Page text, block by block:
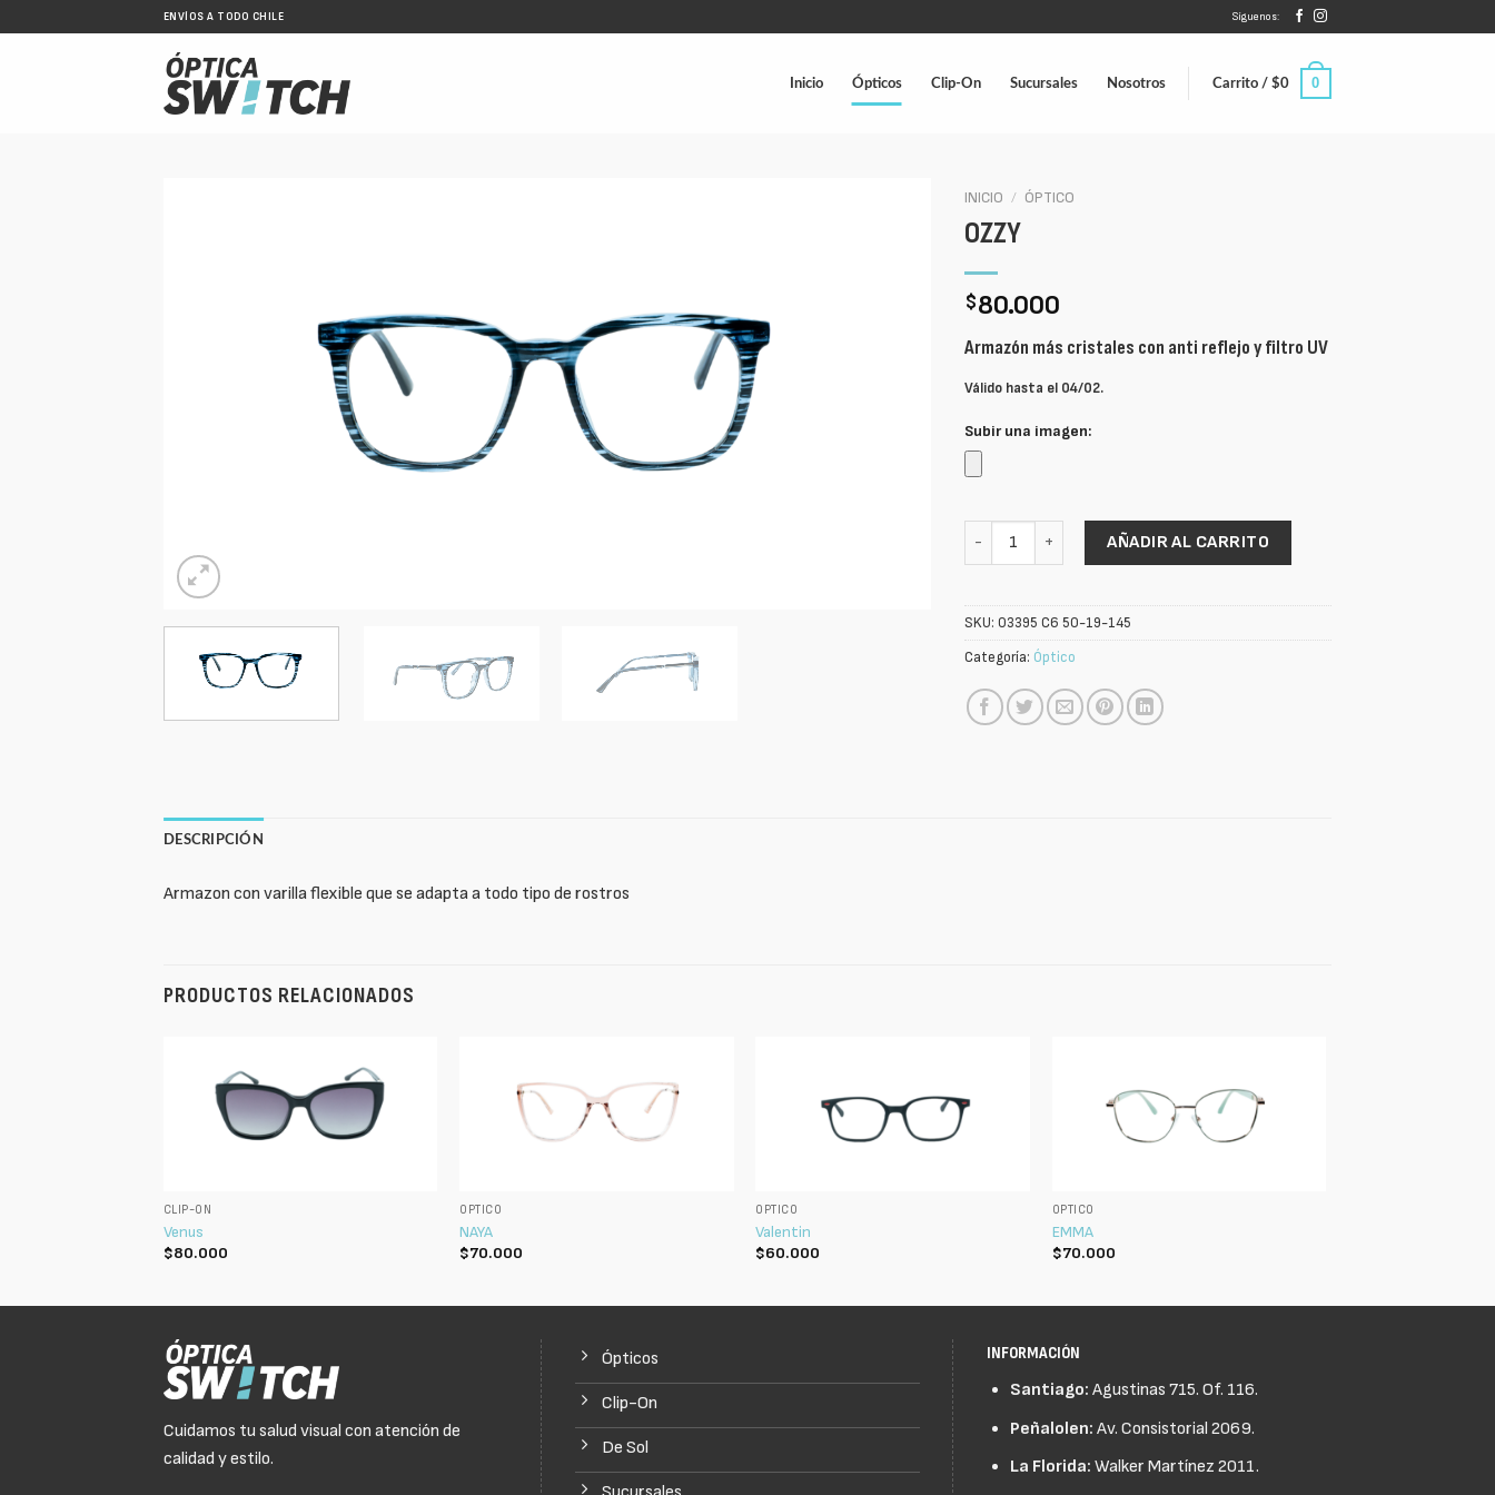
to
ENVÍOS A TODO CHILE Síguenos:
Inicio Ópticos Clip-On Sucursales Nosotros Carrito / $0 0
INICIO / ÓPTICO
OZZY
$80.000
Armazón más cristales con anti reflejo y filtro UV
Válido hasta el 04/02.
Subir una imagen:
OZZY cantidad AÑADIR AL CARRITO
SKU: 03395 C6 50-19-145
Categoría: Óptico
DESCRIPCIÓN
Armazon con varilla flexible que se adapta a todo tipo de rostros
PRODUCTOS RELACIONADOS
CLIP-ON
Venus
$80.000
ÓPTICO
NAYA
$70.000
ÓPTICO
Valentin
$60.000
ÓPTICO
EMMA
$70.000
Cuidamos tu salud visual con atención de
calidad y estilo.
Ópticos
Clip-On
De Sol
INFORMACIÓN
Santiago: Agustinas 715. Of. 116.
Peñalolen: Av. Consistorial 2069.
La Florida: Walker Martínez 2011.